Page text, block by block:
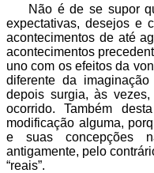
Não é de se supor
expectativas, desejos e
acontecimentos de até
acontecimentos
uno com os efeitos da
diferente da
depois surgia, às
ocorrido. Também
modificação alguma,
e suas concepções
antigamente, pelo
“reais”.